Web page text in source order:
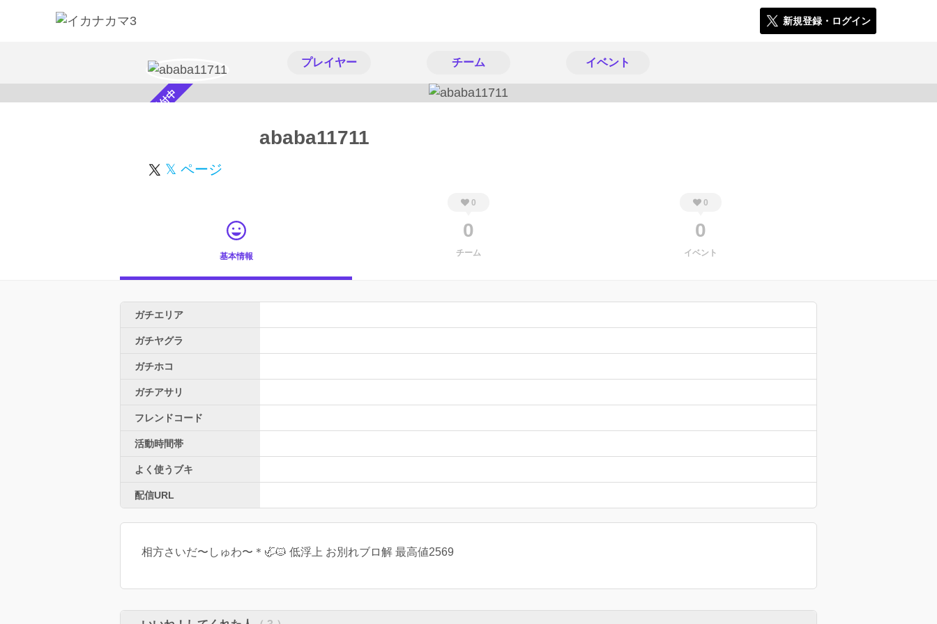
新規登録・ログイン
プレイヤー チーム イベント
スカウト受付中 ababa11711
𝕏 ページ
基本情報
0
0
チーム
0
0
イベント
ガチエリア
ガチヤグラ
ガチホコ
ガチアサリ
フレンドコード
活動時間帯
よく使うブキ
配信URL
相方さいだ〜しゅわ〜＊🦏🐱 低浮上 お別れブロ解 最高値2569